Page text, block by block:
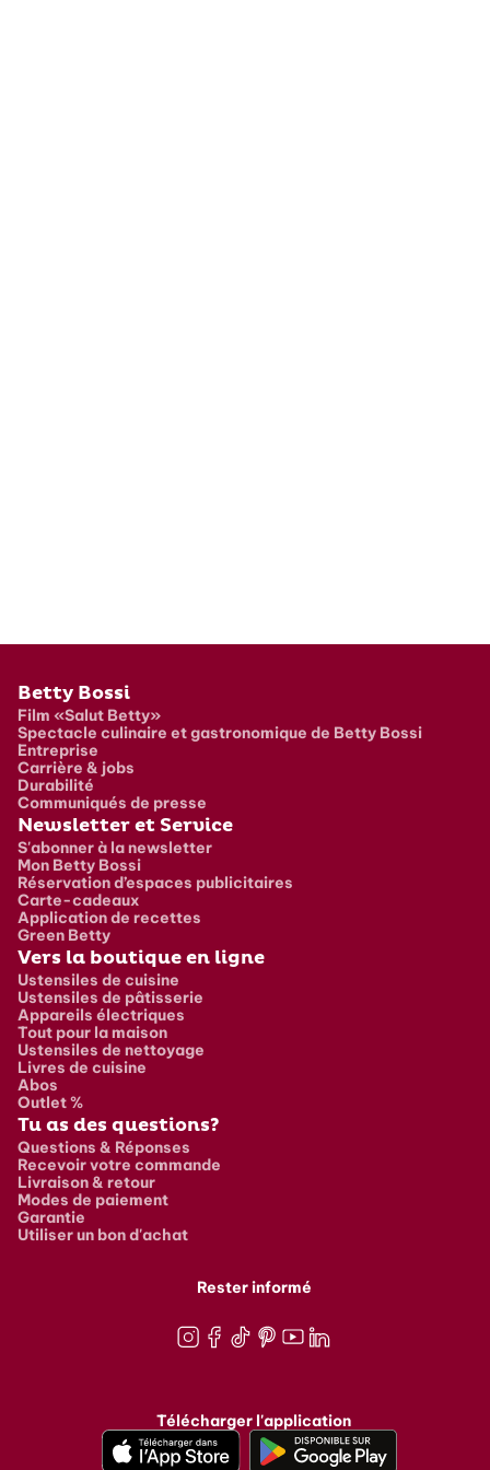
Pied de page
Betty Bossi
Film «Salut Betty»
Spectacle culinaire et gastronomique de Betty Bossi
Entreprise
Carrière & jobs
Durabilité
Communiqués de presse
Newsletter et Service
S'abonner à la newsletter
Mon Betty Bossi
Réservation d’espaces publicitaires
Carte-cadeaux
Application de recettes
Green Betty
Vers la boutique en ligne
Ustensiles de cuisine
Ustensiles de pâtisserie
Appareils électriques
Tout pour la maison
Ustensiles de nettoyage
Livres de cuisine
Abos
Outlet %
Tu as des questions?
Questions & Réponses
Recevoir votre commande
Livraison & retour
Modes de paiement
Garantie
Utiliser un bon d'achat
Rester informé
Télécharger l'application